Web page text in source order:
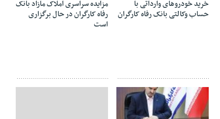
خرید خودروهای وارداتی با
حساب وکالتی بانک رفاه کارگران
مزایده سراسری املاک مازاد بانک
رفاه کارگران در حال برگزاری
است